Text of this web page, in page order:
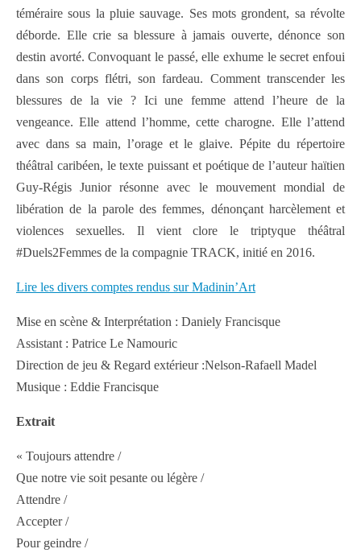
téméraire sous la pluie sauvage. Ses mots grondent, sa révolte
déborde. Elle crie sa blessure à jamais ouverte, dénonce son
destin avorté. Convoquant le passé, elle exhume le secret enfoui
dans son corps flétri, son fardeau. Comment transcender les
blessures de la vie ? Ici une femme attend l’heure de la
vengeance. Elle attend l’homme, cette charogne. Elle l’attend
avec dans sa main, l’orage et le glaive. Pépite du répertoire
théâtral caribéen, le texte puissant et poétique de l’auteur haïtien
Guy-Régis Junior résonne avec le mouvement mondial de
libération de la parole des femmes, dénonçant harcèlement et
violences sexuelles. Il vient clore le triptyque théâtral
#Duels2Femmes de la compagnie TRACK, initié en 2016.
Lire les divers comptes rendus sur Madinin’Art
Mise en scène & Interprétation : Daniely Francisque
Assistant : Patrice Le Namouric
Direction de jeu & Regard extérieur :Nelson-Rafaell Madel
Musique : Eddie Francisque
Extrait
« Toujours attendre /
Que notre vie soit pesante ou légère /
Attendre /
Accepter /
Pour geindre /